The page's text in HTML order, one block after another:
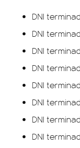
DNI
DNI
DNI
DNI
DNI
DNI
DNI
DNI